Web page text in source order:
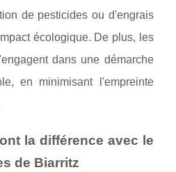
de pesticides ou d'engrais
écologique. De plus, les
dans une démarche
en minimisant l'empreinte
la différence avec le
de Biarritz